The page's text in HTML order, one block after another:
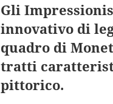
Gli
innovativo di
quadro di
tratti
pittorico.